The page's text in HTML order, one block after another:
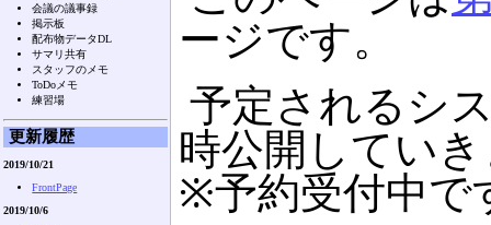
ージです。
予定されるシ
時公開してい
※予約受付中で
会議の議事録
掲示板
配布物データDL
サマリ共有
スタッフのメモ
ToDoメモ
練習場
更新履歴
2019/10/21
FrontPage
2019/10/6